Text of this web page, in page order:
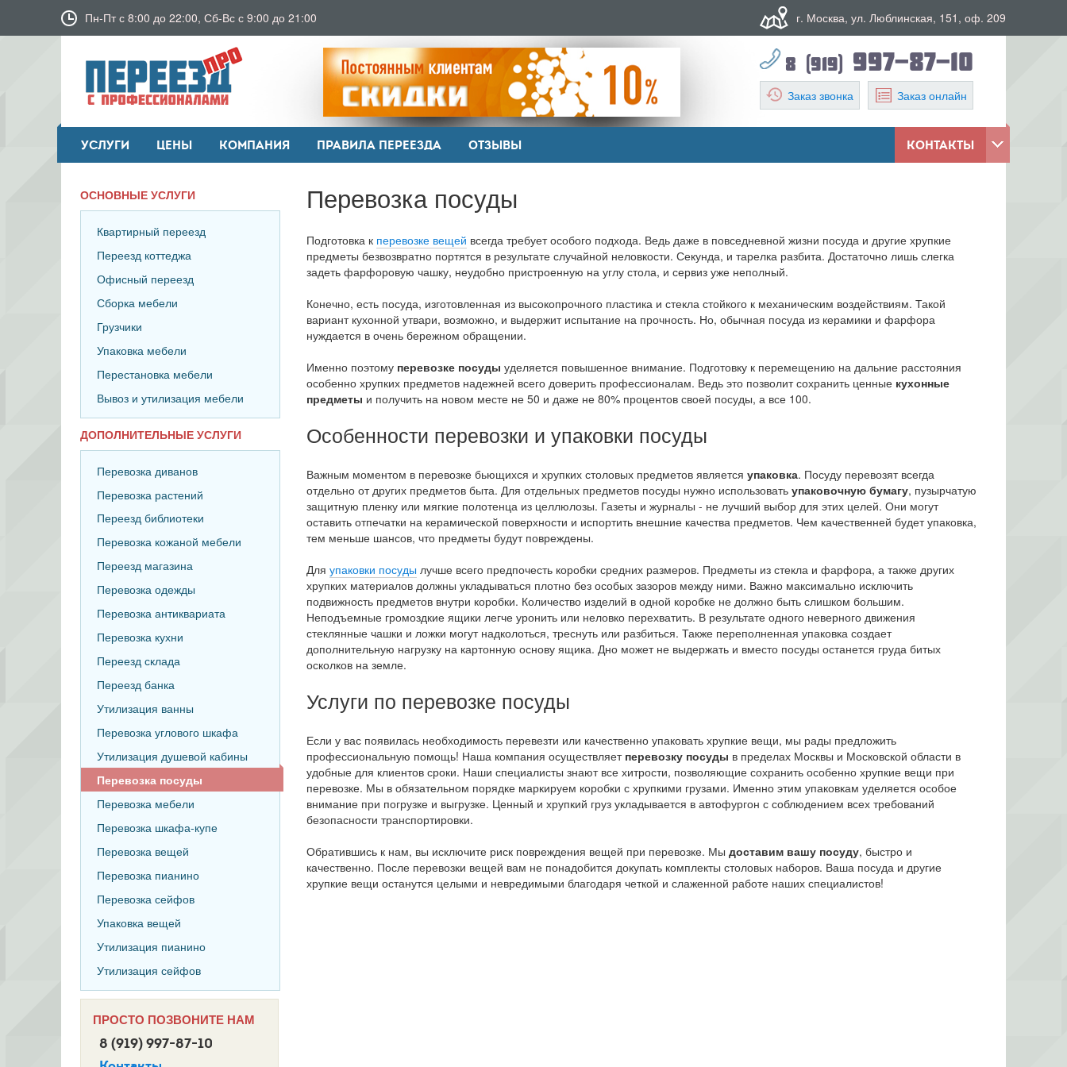
Пн-Пт с 8:00 до 22:00, Сб-Вс с 9:00 до 21:00 г. Москва, ул. Люблинская, 151, оф. 209
8 (919) 997-87-10
Заказ звонка Заказ онлайн
УСЛУГИ ЦЕНЫ КОМПАНИЯ ПРАВИЛА ПЕРЕЕЗДА ОТЗЫВЫ КОНТАКТЫ
Калькулятор переезда Рассчитать
Заявка на сайте Оформить
на многочисленные
ОСНОВНЫЕ УСЛУГИ
Квартирный переезд
Переезд коттеджа
Офисный переезд
Сборка мебели
Грузчики
Упаковка мебели
Перестановка мебели
Вывоз и утилизация мебели
ДОПОЛНИТЕЛЬНЫЕ УСЛУГИ
Перевозка диванов
Перевозка растений
Переезд библиотеки
Перевозка кожаной мебели
Переезд магазина
Перевозка одежды
Перевозка антиквариата
Перевозка кухни
Переезд склада
Переезд банка
Утилизация ванны
Перевозка углового шкафа
Утилизация душевой кабины
Перевозка посуды
Перевозка мебели
Перевозка шкафа-купе
Перевозка вещей
Перевозка пианино
Перевозка сейфов
Упаковка вещей
Утилизация пианино
Утилизация сейфов
ПРОСТО ПОЗВОНИТЕ НАМ
8 (919) 997-87-10
Перевозка посуды
Подготовка к перевозке вещей всегда требует особого подхода. Ведь даже в повседневной жизни посуда и другие хрупкие
предметы безвозвратно портятся в результате случайной неловкости. Секунда, и тарелка разбита. Достаточно лишь слегка
задеть фарфоровую чашку, неудобно пристроенную на углу стола, и сервиз уже неполный.
Конечно, есть посуда, изготовленная из высокопрочного пластика и стекла стойкого к механическим воздействиям. Такой
вариант кухонной утвари, возможно, и выдержит испытание на прочность. Но, обычная посуда из керамики и фарфора
нуждается в очень бережном обращении.
Именно поэтому перевозке посуды уделяется повышенное внимание. Подготовку к перемещению на дальние расстояния
особенно хрупких предметов надежней всего доверить профессионалам. Ведь это позволит сохранить ценные кухонные
предметы и получить на новом месте не 50 и даже не 80% процентов своей посуды, а все 100.
Особенности перевозки и упаковки посуды
Важным моментом в перевозке бьющихся и хрупких столовых предметов являетсяупаковка. Посуду перевозят всегда
отдельно от других предметов быта. Для отдельных предметов посуды нужно использоватьупаковочную бумагу, пузырчатую
защитную пленку или мягкие полотенца из целлюлозы. Газеты и журналы - не лучший выбор для этих целей. Они могут
оставить отпечатки на керамической поверхности и испортить внешние качества предметов. Чем качественней будет упаковка,
тем меньше шансов, что предметы будут повреждены.
Дляупаковки посуды лучше всего предпочесть коробки средних размеров. Предметы из стекла и фарфора, а также других
хрупких материалов должны укладываться плотно без особых зазоров между ними. Важно максимально исключить
подвижность предметов внутри коробки. Количество изделий в одной коробке не должно быть слишком большим.
Неподъемные громоздкие ящики легче уронить или неловко перехватить. В результате одного неверного движения
стеклянные чашки и ложки могут надколоться, треснуть или разбиться. Также переполненная упаковка создает
дополнительную нагрузку на картонную основу ящика. Дно может не выдержать и вместо посуды останется груда битых
осколков на земле.
Услуги по перевозке посуды
Если у вас появилась необходимость перевезти или качественно упаковать хрупкие вещи, мы рады предложить
профессиональную помощь! Наша компания осуществляет перевозку посуды в пределах Москвы и Московской области в
удобные для клиентов сроки. Наши специалисты знают все хитрости, позволяющие сохранить особенно хрупкие вещи при
перевозке. Мы в обязательном порядке маркируем коробки с хрупкими грузами. Именно этим упаковкам уделяется особое
внимание при погрузке и выгрузке. Ценный и хрупкий груз укладывается в автофургон с соблюдением всех требований
безопасности транспортировки.
Обратившись к нам, вы исключите риск повреждения вещей при перевозке. Мыдоставим вашу посуду, быстро и
качественно. После перевозки вещей вам не понадобится докупать комплекты столовых наборов. Ваша посуда и другие
хрупкие вещи останутся целыми и невредимыми благодаря четкой и слаженной работе наших специалистов!